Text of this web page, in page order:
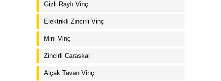
Gizli Raylı Vinç
Elektrikli Zincirli Vinç
Mini Vinç
Zincirli Caraskal
Alçak Tavan Vinç